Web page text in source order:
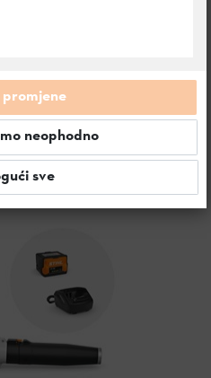
usisni sjekači
& FILTERI
neophodno
sve